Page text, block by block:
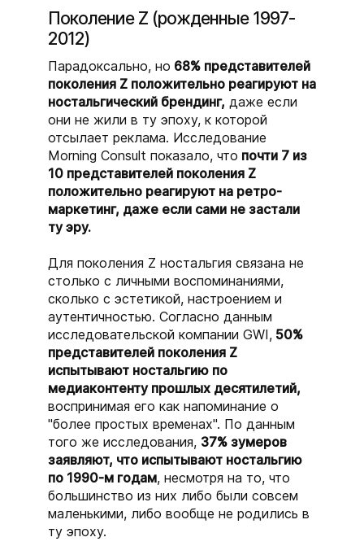
Поколение Z (рожденные 1997-
2012)
Парадоксально, но 68% представителей
поколения Z положительно реагируют на
ностальгический брендинг, даже если
они не жили в ту эпоху, к которой
отсылает реклама. Исследование
Morning Consult показало, что почти 7 из
10 представителей поколения Z
положительно реагируют на ретро-
маркетинг, даже если сами не застали
ту эру.
Для поколения Z ностальгия связана не
столько с личными воспоминаниями,
сколько с эстетикой, настроением и
аутентичностью. Согласно данным
исследовательской компании GWI, 50%
представителей поколения Z
испытывают ностальгию по
медиаконтенту прошлых десятилетий,
воспринимая его как напоминание о
"более простых временах". По данным
того же исследования, 37% зумеров
заявляют, что испытывают ностальгию
по 1990-м годам, несмотря на то, что
большинство из них либо были совсем
маленькими, либо вообще не родились в
ту эпоху.